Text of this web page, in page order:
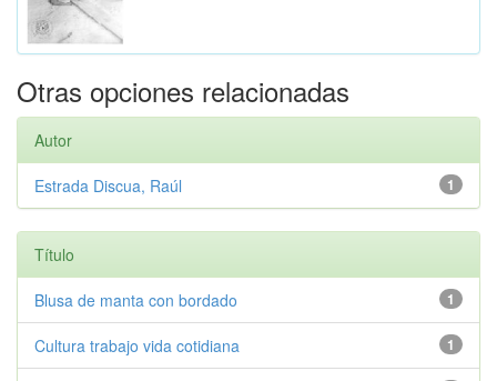
Otras opciones relacionadas
Autor
1
Estrada Discua, Raúl
Título
1
Blusa de manta con bordado
1
Cultura trabajo vida cotidiana